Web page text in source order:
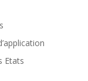
Etats